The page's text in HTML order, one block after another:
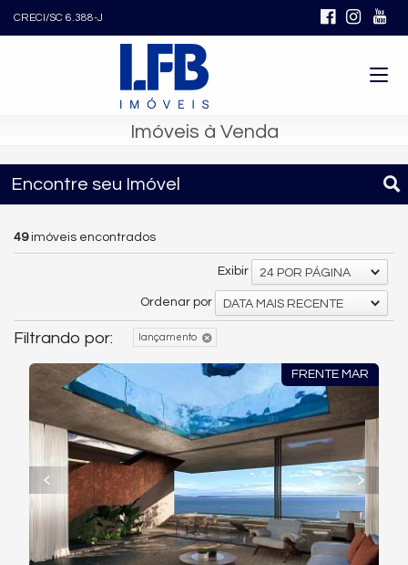
CRECI/SC 6.388-J
Imóveis à Venda
Encontre seu Imóvel
49imóveis encontrados
Exibir 24 POR PÁGINA
Ordenar por DATA MAIS RECENTE
Filtrando por: lançamento
FRENTE MAR